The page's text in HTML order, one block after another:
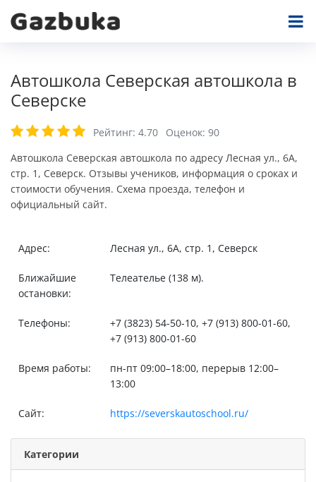
Автошкола Северская автошкола в
Северске
Рейтинг: 4.70 Оценок: 90
Автошкола Северская автошкола по адресу Лесная ул., 6А,
стр. 1, Северск. Отзывы учеников, информация о сроках и
стоимости обучения. Схема проезда, телефон и
официальный сайт.
Адрес: Лесная ул., 6А, стр. 1, Северск
Ближайшие
остановки:
Телеателье (138 м).
Телефоны:
+7 (3823) 54-50-10, +7 (913) 800-01-60,
+7 (913) 800-01-60
Время работы:
пн-пт 09:00–18:00, перерыв 12:00–
13:00
Сайт: https://severskautoschool.ru/
Категории